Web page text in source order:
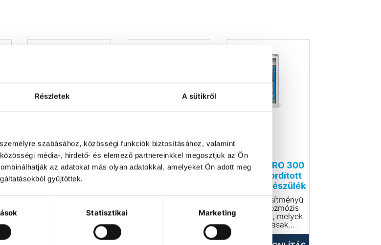
Részletek A sütikről
szabásához, közösségi funkciók biztosításához, valamint
média-, hirdető- és elemező partnereinkkel megosztjuk az Ön
az adatokat más olyan adatokkal, amelyeket Ön adott meg
gyűjtöttek.
Statisztikai Marketing
Stakpure RO 900
central fordított
ozmózis készülék
fordított ozmózis
készülékek, melyek
ionmentes tisztított
víz előállítására
Stakpure RO 600
fordított ozmózis
készülékek, melyek
ionmentes tisztított
Stakpure RO 300
central fordított
ozmózis készülék
Nagy teljesítményű
fordított ozmózis
készülékek, melyek
alkalmasak
ionmentes tisztított
víz előállítására